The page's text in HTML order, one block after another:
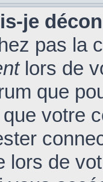
je
pas la
lors de
que
que votre
lors de